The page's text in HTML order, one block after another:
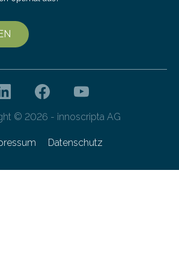
© 2026 - innoscripta AG
Datenschutz